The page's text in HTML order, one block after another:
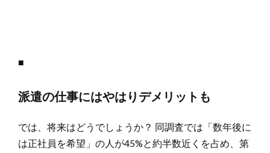
■
派遣の仕事にはやはりデメリットも
では、将来はどうでしょうか？ 同調査では「数年後に
は正社員を希望」の人が45%と約半数近くを占め、第